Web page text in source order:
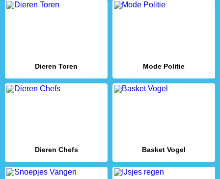
Dieren Toren Mode Politie
Dieren Chefs Basket Vogel